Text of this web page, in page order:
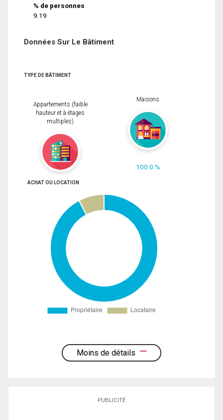
% de personnes
9.19
Données Sur Le Bâtiment
TYPE DE BÂTIMENT
Appartements (faible
hauteur et à étages
multiples)
Maisons
100.0 %
ACHAT OU LOCATION
Moins de détails
PUBLICITÉ